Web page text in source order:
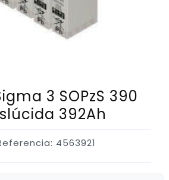
3 SOPzS 390
392Ah
4563921